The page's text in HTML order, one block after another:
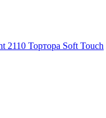
Тортора Soft Touch